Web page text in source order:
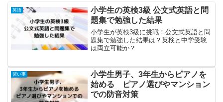
英語
小学生の英検3級 公文式英語と問
題集で勉強した結果
小学生が英検3級に挑戦！公文式英語と問
題集で勉強した結果は？英検と中学受験
は両立可能か？
習い事
小学生男子、3年生からピアノを
始める ピアノ選びやマンション
での防音対策